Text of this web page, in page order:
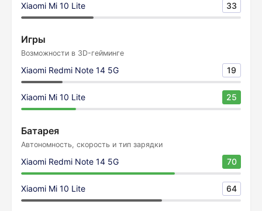
Xiaomi Mi 10 Lite 33
Игры
Возможности в 3D-гейминге
Xiaomi Redmi Note 14 5G 19
Xiaomi Mi 10 Lite 25
Батарея
Автономность, скорость и тип зарядки
Xiaomi Redmi Note 14 5G 70
Xiaomi Mi 10 Lite 64